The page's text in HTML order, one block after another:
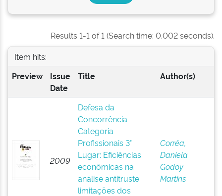
Results 1-1 of 1 (Search time: 0.002 seconds).
Item hits:
Preview
Issue
Date
Title Author(s)
2009
Defesa da
Concorrência
Categoria
Profissionais 3°
Lugar: Eficiências
econômicas na
análise antitruste:
limitações dos
Corrêa,
Daniela
Godoy
Martins